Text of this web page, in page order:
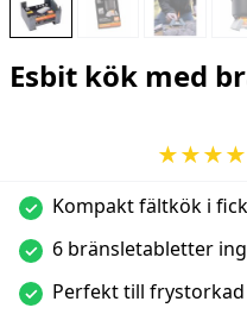
Esbit kök med
✓ Kompakt fältkök i
✓ 6 bränsletabletter
✓ Perfekt till